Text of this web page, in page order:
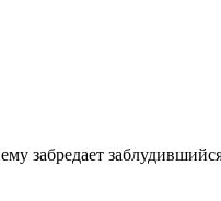
забредает